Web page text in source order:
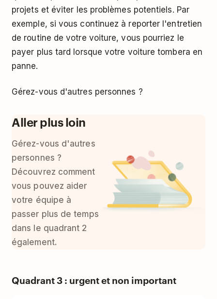
projets et éviter les problèmes potentiels. Par
exemple, si vous continuez à reporter l'entretien
de routine de votre voiture, vous pourriez le
payer plus tard lorsque votre voiture tombera en
panne.
Gérez-vous d'autres personnes ?
Aller plus loin
Gérez-vous d'autres
personnes ?
Découvrez comment
vous pouvez aider
votre équipe à
passer plus de temps
dans le quadrant 2
également.
Quadrant 3 : urgent et non important